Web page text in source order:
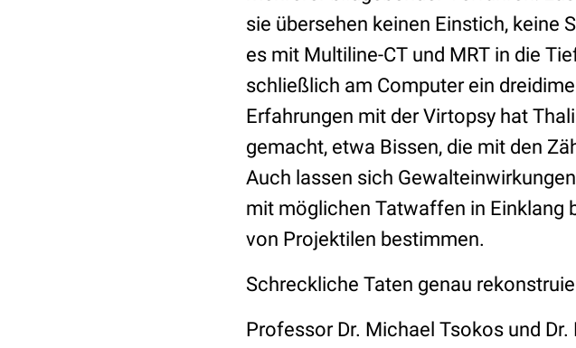
sie übersehen keinen Einstich, keine
es mit Multiline-CT und MRT in die
schließlich am Computer ein
Erfahrungen mit der Virtopsy hat
gemacht, etwa Bissen, die mit den
Auch lassen sich
mit möglichen Tatwaffen in Einklang
von Projektilen bestimmen.
Schreckliche Taten genau
Professor Dr. Michael Tsokos und